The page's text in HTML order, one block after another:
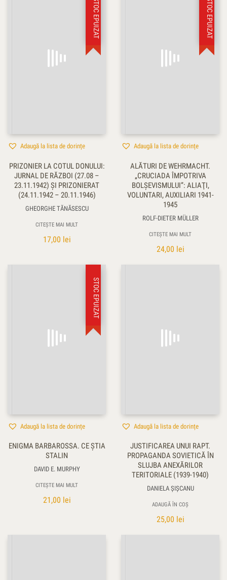
STOC EPUIZAT
Adaugă la lista de dorințe
PRIZONIER LA COTUL DONULUI:
JURNAL DE RĂZBOI (27.08 –
23.11.1942) ŞI PRIZONIERAT
(24.11.1942 – 20.11.1946)
GHEORGHE TĂNĂSESCU
CITEȘTE MAI MULT
17,00 lei
STOC EPUIZAT
Adaugă la lista de dorințe
ALĂTURI DE WEHRMACHT.
„CRUCIADA ÎMPOTRIVA
BOLŞEVISMULUI”: ALIAŢI,
VOLUNTARI, AUXILIARI 1941-
1945
ROLF-DIETER MÜLLER
CITEȘTE MAI MULT
24,00 lei
STOC EPUIZAT
Adaugă la lista de dorințe
ENIGMA BARBAROSSA. CE ŞTIA
STALIN
DAVID E. MURPHY
CITEȘTE MAI MULT
21,00 lei
Adaugă la lista de dorințe
JUSTIFICAREA UNUI RAPT.
PROPAGANDA SOVIETICĂ ÎN
SLUJBA ANEXĂRILOR
TERITORIALE (1939-1940)
DANIELA ŞIŞCANU
ADAUGĂ ÎN COȘ
25,00 lei